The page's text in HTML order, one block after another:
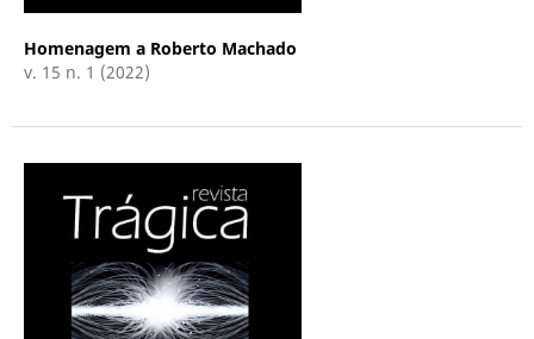
Homenagem a Roberto Machado
v. 15 n. 1 (2022)